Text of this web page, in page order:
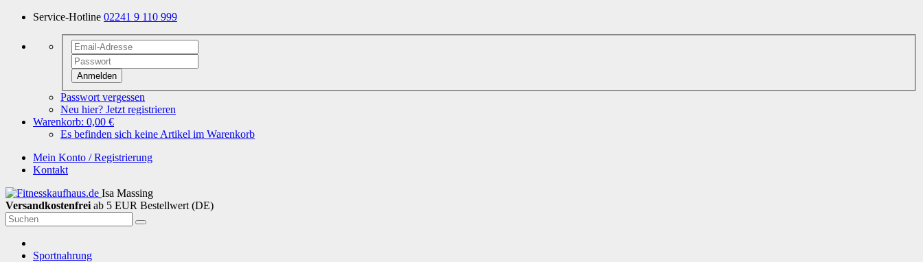
Service-Hotline 02241 9 110 999
Anmelden
Passwort vergessen
Neu hier? Jetzt registrieren
Warenkorb: 0,00 €
Es befinden sich keine Artikel im Warenkorb
Mein Konto / Registrierung
Kontakt
Isa Massing
Versandkostenfrei ab 5 EUR Bestellwert (DE)
Sportnahrung